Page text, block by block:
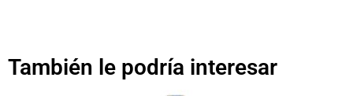
También le podría interesar